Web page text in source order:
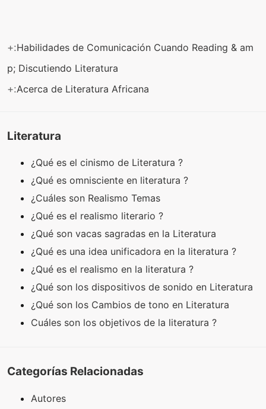
+:Habilidades de Comunicación Cuando Reading & am
p; Discutiendo Literatura
+:Acerca de Literatura Africana
Literatura
¿Qué es el cinismo de Literatura ?
¿Qué es omnisciente en literatura ?
¿Cuáles son Realismo Temas
¿Qué es el realismo literario ?
¿Qué son vacas sagradas en la Literatura
¿Qué es una idea unificadora en la literatura ?
¿Qué es el realismo en la literatura ?
¿Qué son los dispositivos de sonido en Literatura
¿Qué son los Cambios de tono en Literatura
Cuáles son los objetivos de la literatura ?
Categorías Relacionadas
Autores